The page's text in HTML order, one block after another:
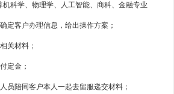
科学、物理学、人工智能、商科、金融专业
定客户办理信息，给出操作方案；
关材料；
定金；
员陪同客户本人一起去留服递交材料；